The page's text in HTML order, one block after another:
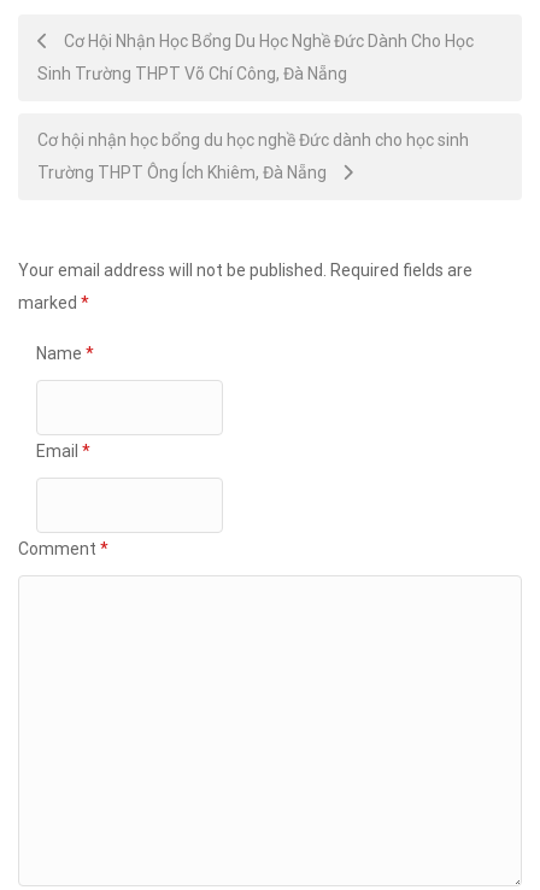
Post
navigation
Cơ Hội Nhận Học Bổng Du Học Nghề Đức Dành Cho Học
Sinh Trường THPT Võ Chí Công, Đà Nẵng
Cơ hội nhận học bổng du học nghề Đức dành cho học sinh
Trường THPT Ông Ích Khiêm, Đà Nẵng
Your email address will not be published. Required fields are
marked *
Name *
Email *
Comment *